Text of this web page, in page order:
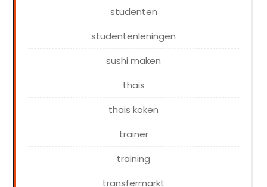
studenten
studentenleningen
sushi maken
thais
thais koken
trainer
training
transfermarkt